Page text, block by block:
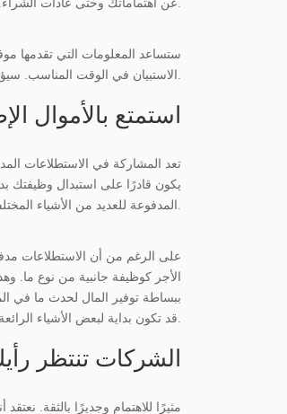
ستساعد المعلومات التي تقدمها
الاستبيان في الوقت المناسب. سيؤدي هذا إلى زيادة فرص دعوتك إلى استطلاع آخر في المستقبل.
استمتع بالأموال
تعد المشاركة في الاستطلاعات
يكون قادرًا على استبدال وظيفتك
المدفوعة للعديد من الأشياء المختلفة.
على الرغم من أن الاستطلاعات
الأجر كوظيفة جانبية من نوع ما.
ببساطة توفير المال لحدث ما في
قد تكون بداية لبعض الأشياء الرائعة.
الشركات تنتظر